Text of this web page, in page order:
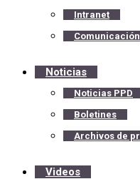
Intranet
Comunicación
Noticias
Noticias PPD
Boletines
Archivos de
Videos